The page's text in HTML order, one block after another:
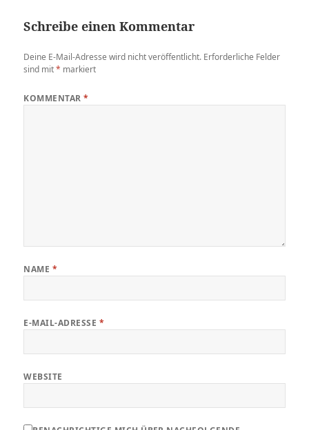
Schreibe einen Kommentar
Deine E-Mail-Adresse wird nicht veröffentlicht. Erforderliche Felder
sind mit* markiert
KOMMENTAR*
NAME *
E-MAIL-ADRESSE *
WEBSITE